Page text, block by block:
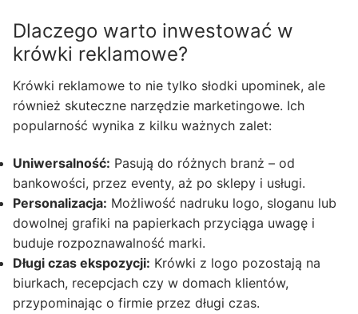
Dlaczego warto inwestować w
krówki reklamowe?
Krówki reklamowe to nie tylko słodki upominek, ale
również skuteczne narzędzie marketingowe. Ich
popularność wynika z kilku ważnych zalet:
Uniwersalność: Pasują do różnych branż – od
bankowości, przez eventy, aż po sklepy i usługi.
Personalizacja: Możliwość nadruku logo, sloganu lub
dowolnej grafiki na papierkach przyciąga uwagę i
buduje rozpoznawalność marki.
Długi czas ekspozycji: Krówki z logo pozostają na
biurkach, recepcjach czy w domach klientów,
przypominając o firmie przez długi czas.